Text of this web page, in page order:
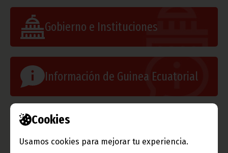
Cookies
Usamos cookies para mejorar tu experiencia.
Gobierno e Instituciones
Información de Guinea Ecuatorial